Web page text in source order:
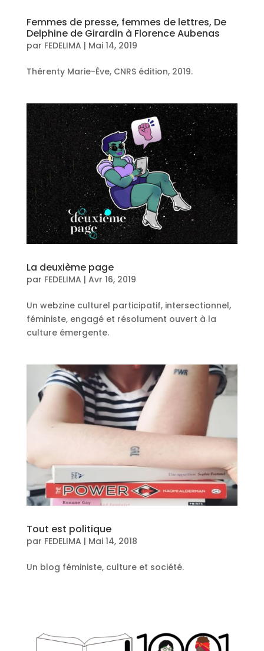
Femmes de presse, femmes de lettres, De
Delphine de Girardin à Florence Aubenas
par FEDELIMA | Mai 14, 2019
Thérenty Marie-Ève, CNRS édition, 2019.
La deuxième page
par FEDELIMA | Avr 16, 2019
Un webzine culturel participatif, intersectionnel,
féministe, engagé et résolument ouvert à la
culture émergente.
Tout est politique
par FEDELIMA | Mai 14, 2018
Un blog féministe, culture et société.